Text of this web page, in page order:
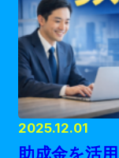
2025.12.01